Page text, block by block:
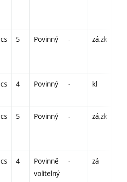
cs 5 Povinný - zá,zk
cs 4 Povinný - kl
cs 5 Povinný - zá,zk
cs 4
Povinně
volitelný
- zá